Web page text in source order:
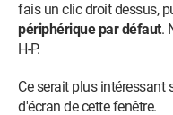
fais un clic droit dessus,
périphérique par défaut.
H-P.
Ce serait plus intéressant
d'écran de cette fenêtre.